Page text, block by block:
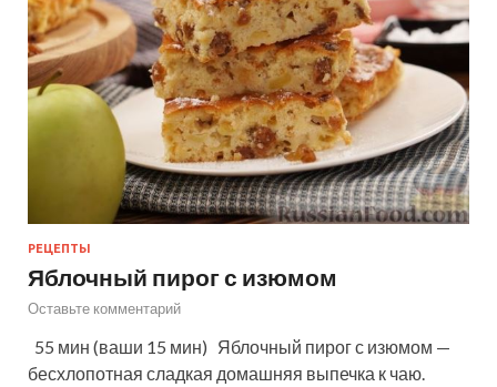
РЕЦЕПТЫ
Яблочный пирог с изюмом
Оставьте комментарий
55 мин (ваши 15 мин) Яблочный пирог с изюмом —
бесхлопотная сладкая домашняя выпечка к чаю.